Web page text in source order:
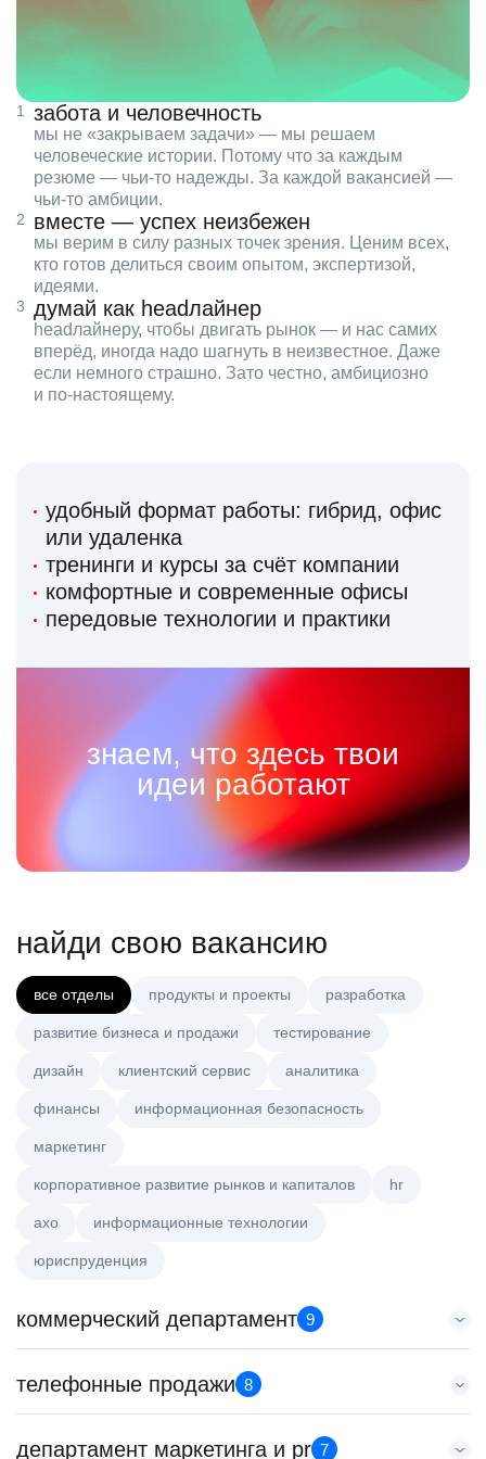
забота и человечность
мы не «закрываем задачи» — мы решаем
человеческие истории. Потому что за каждым
резюме — чьи‑то надежды. За каждой вакансией —
чьи‑то амбиции.
вместе — успех неизбежен
мы верим в силу разных точек зрения. Ценим всех,
кто готов делиться своим опытом, экспертизой,
идеями.
думай как headлайнер
headлайнеру, чтобы двигать рынок — и нас самих
вперёд, иногда надо шагнуть в неизвестное. Даже
если немного страшно. Зато честно, амбициозно
и по‑настоящему.
удобный формат работы: гибрид, офис
или удаленка
тренинги и курсы за счёт компании
комфортные и современные офисы
передовые технологии и практики
знаем, что здесь твои
идеи работают
найди свою вакансию
все отделы продукты и проекты разработка
развитие бизнеса и продажи тестирование
дизайн клиентский сервис аналитика
финансы информационная безопасность
маркетинг
корпоративное развитие рынков и капиталов hr
axo информационные технологии
юриспруденция
коммерческий департамент 9
Аналитик данных (направление Enterprise продаж)
HeadHunter::Коммерческий департамент
з/п не указана
телефонные продажи 8
департамент маркетинга и pr 7